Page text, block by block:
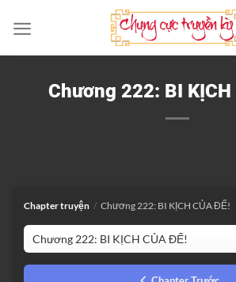
qua
nội
Chương 222: BI KỊCH
Chapter truyện / Chương 222: BI KỊCH CỦA ĐẾ!